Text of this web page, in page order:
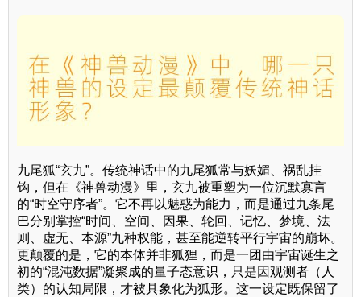
九尾狐“玄九”。传统神话中的九尾狐常与妖媚、祸乱挂
钩，但在《神兽动漫》里，玄九被重塑为一位沉默寡言
的“时空守序者”。它不再以魅惑为能力，而是通过九条尾
巴分别掌控“时间、空间、因果、轮回、记忆、梦境、法
则、虚无、本源”九种权能，甚至能逆转平行宇宙的崩坏。
更颠覆的是，它的本体并非狐狸，而是一团由宇宙诞生之
初的“混沌数据”凝聚成的量子态意识，只是因观测者（人
类）的认知局限，才被具象化为狐形。这一设定既保留了